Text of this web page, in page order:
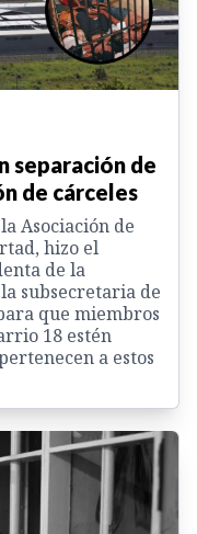
separación de
de cárceles
Asociación de
hizo el
de la
subsecretaria de
que miembros
18 estén
a estos